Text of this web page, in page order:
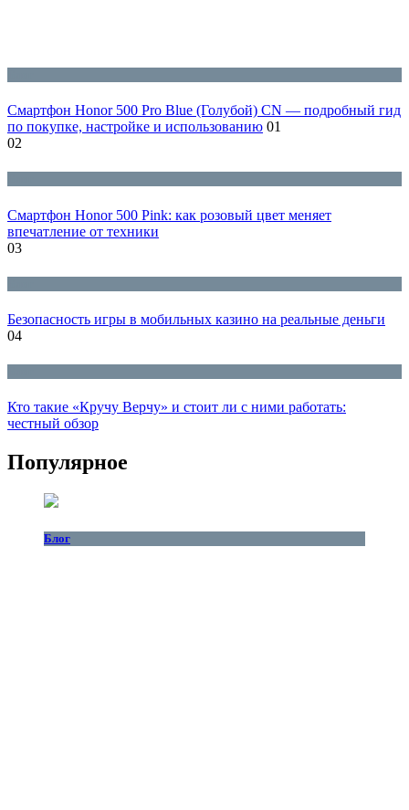
Смартфон Honor 500 Pro Blue (Голубой) CN — подробный гид
по покупке, настройке и использованию 01
02
Смартфон Honor 500 Pink: как розовый цвет меняет
впечатление от техники
03
Безопасность игры в мобильных казино на реальные деньги
04
Кто такие «Кручу Верчу» и стоит ли с ними работать:
честный обзор
Популярное
Блог